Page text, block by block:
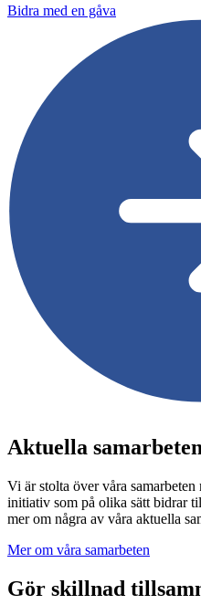
Bidra med en gåva
Aktuella samarbeten
Vi är stolta över våra
initiativ som på olika sätt bidrar
mer om några av våra aktuella
Mer om våra samarbeten
Gör skillnad